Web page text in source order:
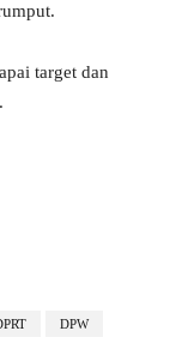
target dan
DPW